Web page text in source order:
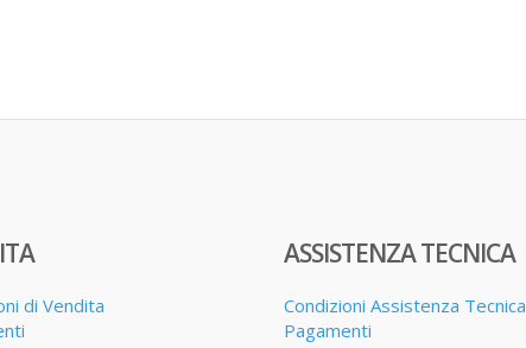
di Vendita
ASSISTENZA TECNICA
Condizioni Assistenza Tecnica
Pagamenti